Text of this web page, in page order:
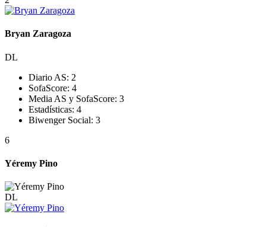
Bryan Zaragoza
DL
Diario AS: 2
SofaScore: 4
Media AS y SofaScore: 3
Estadísticas: 4
Biwenger Social: 3
6
Yéremy Pino
DL